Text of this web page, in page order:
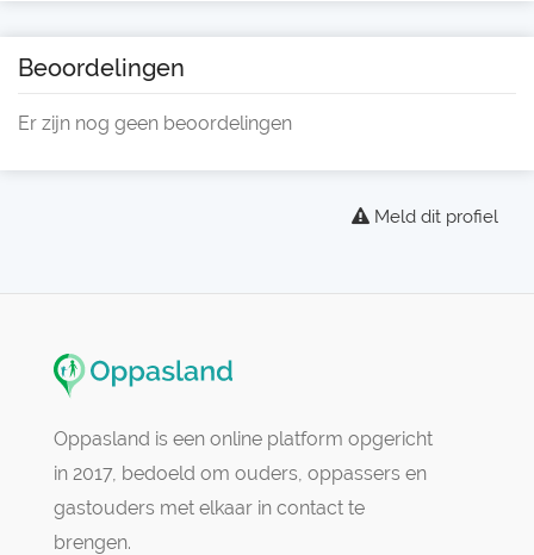
Beoordelingen
Er zijn nog geen beoordelingen
Meld dit profiel
Oppasland is een online platform opgericht
in 2017, bedoeld om ouders, oppassers en
gastouders met elkaar in contact te
brengen.